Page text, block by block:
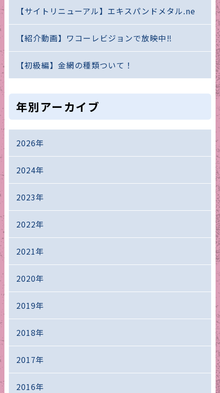
【サイトリニューアル】エキスパンドメタル.ne
【紹介動画】ワコーレビジョンで放映中‼
【初級編】金網の種類ついて！
年別アーカイブ
2026年
2024年
2023年
2022年
2021年
2020年
2019年
2018年
2017年
2016年